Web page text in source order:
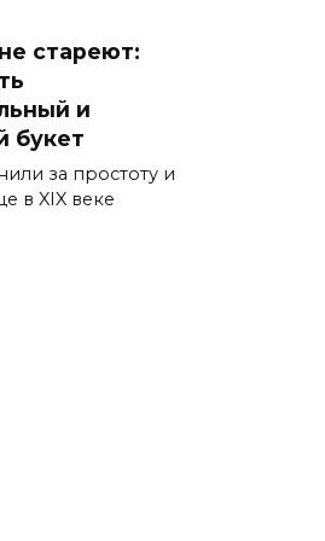
стареют:
и
букет
за простоту и
в XIX веке